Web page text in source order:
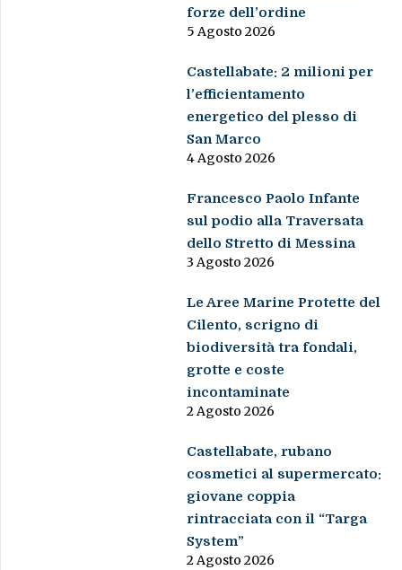
forze dell’ordine
5 Agosto 2026
Castellabate: 2 milioni per
l’efficientamento
energetico del plesso di
San Marco
4 Agosto 2026
Francesco Paolo Infante
sul podio alla Traversata
dello Stretto di Messina
3 Agosto 2026
Le Aree Marine Protette del
Cilento, scrigno di
biodiversità tra fondali,
grotte e coste
incontaminate
2 Agosto 2026
Castellabate, rubano
cosmetici al supermercato:
giovane coppia
rintracciata con il “Targa
System”
2 Agosto 2026